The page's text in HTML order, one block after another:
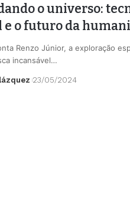
o universo:
e o futuro da
Renzo Júnior, a exploração
incansável…
23/05/2024